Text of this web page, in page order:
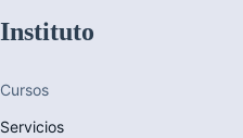
Instituto
Cursos
Servicios